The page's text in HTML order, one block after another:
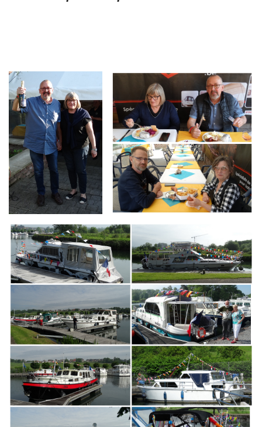
Branding
ARMCHAIR ARMCHAIR
Branding
ARMCHAIR